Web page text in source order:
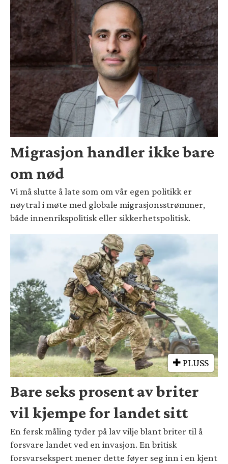
Migrasjon handler ikke bare
om nød
Vi må slutte å late som om vår egen politikk er
nøytral i møte med globale migrasjonsstrømmer,
både innenrikspolitisk eller sikkerhetspolitisk.
PLUSS
Bare seks prosent av briter
vil kjempe for landet sitt
En fersk måling tyder på lav vilje blant briter til å
forsvare landet ved en invasjon. En britisk
forsvarsekspert mener dette føyer seg inn i en kjent